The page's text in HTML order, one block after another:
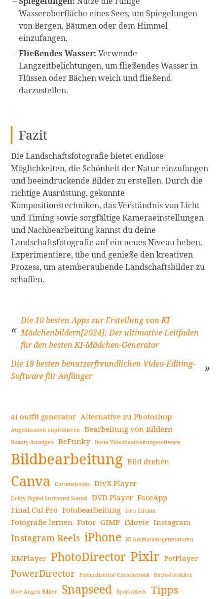
Wasseroberfläche eines Sees, um Spiegelungen
von Bergen, Bäumen oder dem Himmel
einzufangen.
Fließendes Wasser: Verwende
Langzeitbelichtungen, um fließendes Wasser in
Flüssen oder Bächen weich und fließend
darzustellen.
Fazit
Die Landschaftsfotografie bietet endlose
Möglichkeiten, die Schönheit der Natur einzufangen
und beeindruckende Bilder zu erstellen. Durch die
richtige Ausrüstung, gekonnte
Kompositionstechniken, das Verständnis von Licht
und Timing sowie sorgfältige Kameraeinstellungen
und Nachbearbeitung kannst du deine
Landschaftsfotografie auf ein neues Niveau heben.
Experimentiere, übe und genieße den kreativen
Prozess, um atemberaubende Landschaftsbilder zu
schaffen.
Beitragsnavigation
Die 10 besten Apps zur Erstellung von KI-
Mädchenbildern[2024]: Der ultimative Leitfaden
für den besten KI-Mädchen-Generator
Die 18 besten benutzerfreundlichen Video-Editing-
Software für Anfänger
Seitenleiste
ai outfit generator Alternative zu Photoshop
Augenbrauen anprobieren Bearbeitung von Bildern
Beauty-Anzeigen BeFunky Beste Videobearbeitungssoftware
Bildbearbeitung Bild drehen
Canva Chromebooks DivX Player
Dolby Digital Surround Sound DVD Player FaceApp
Final Cut Pro Fotobearbeitung Foto Effekte
Fotografie lernen Fotor GIMP iMovie Instagram
Instagram Reels iPhone KI-Animationsgeneratoren
KMPlayer PhotoDirector Pixlr PotPlayer
PowerDirector Powerdirector Chromebook Retro-Fotofilter
Rote Augen Bilder Snapseed Sportvideos Tipps